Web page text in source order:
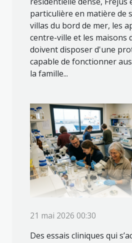
particulière en matière de
villas du bord de mer, les
centre-ville et les maisons
doivent disposer d'une
capable de fonctionner
la famille...
21 mai 2026 00:30
Des essais cliniques qui